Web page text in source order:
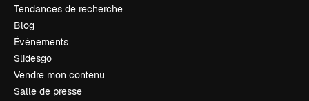
Tendances de recherche
Blog
Événements
Slidesgo
Vendre mon contenu
Salle de presse